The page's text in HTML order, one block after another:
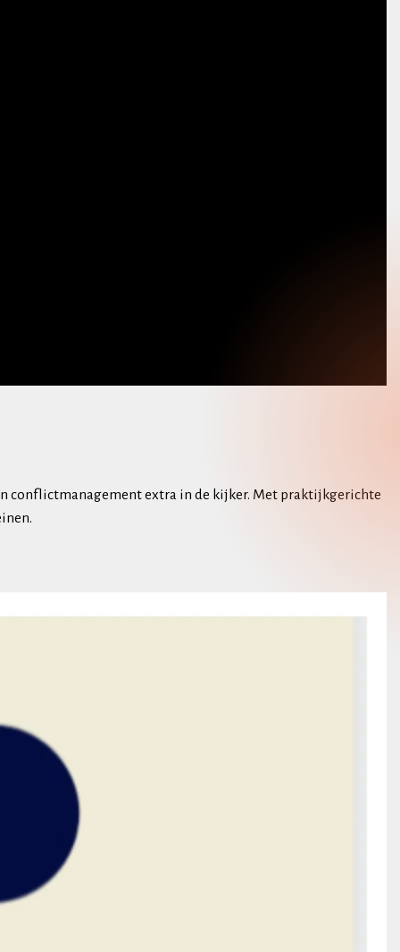
conflictmanagement extra in de kijker. Met praktijkgerichte